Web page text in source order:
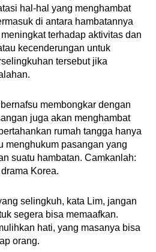
hal-hal yang menghambat
di antara hambatannya
terhadap aktivitas dan
kecenderungan untuk
tersebut jika
membongkar dengan
juga akan menghambat
rumah tangga hanya
menghukum pasangan yang
suatu hambatan. Camkanlah:
Korea.
selingkuh, kata Lim, jangan
segera bisa memaafkan.
hati, yang masanya bisa
orang.